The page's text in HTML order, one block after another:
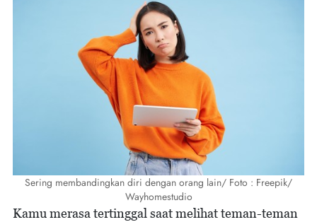
Sering membandingkan diri dengan orang lain/ Foto : Freepik/
Wayhomestudio
Kamu merasa tertinggal saat melihat teman-teman